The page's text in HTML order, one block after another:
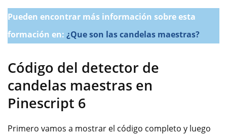
Pueden encontrar más información sobre esta
formación en: ¿Que son las candelas maestras?
Código del detector de
candelas maestras en
Pinescript 6
Primero vamos a mostrar el código completo y luego